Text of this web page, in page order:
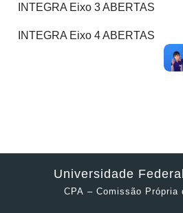
INTEGRA Eixo 3 ABERTAS
INTEGRA Eixo 4 ABERTAS
Universidade
CPA – Comissão Própria